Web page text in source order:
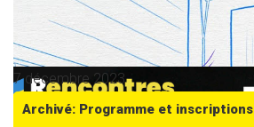
7 décembre 2023
Archivé: Programme et inscriptions